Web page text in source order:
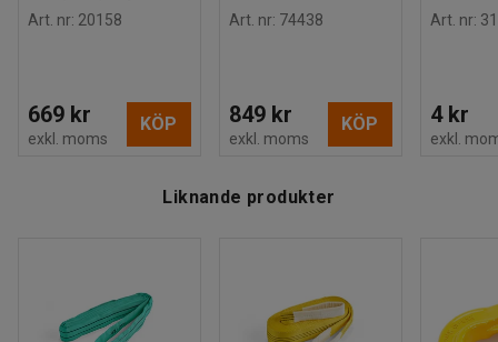
Art. nr: 20158
669 kr
exkl. moms
KÖP
Art. nr: 74438
849 kr
exkl. moms
KÖP
Art. nr:
4 kr
exkl.
Liknande produkter